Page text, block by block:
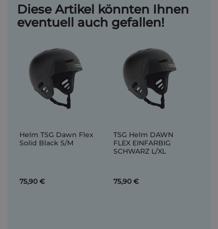
Diese Artikel könnten Ihnen
eventuell auch gefallen!
Helm TSG Dawn Flex
Solid Black S/M
75,90 €
TSG Helm DAWN
FLEX EINFARBIG
SCHWARZ L/XL
75,90 €